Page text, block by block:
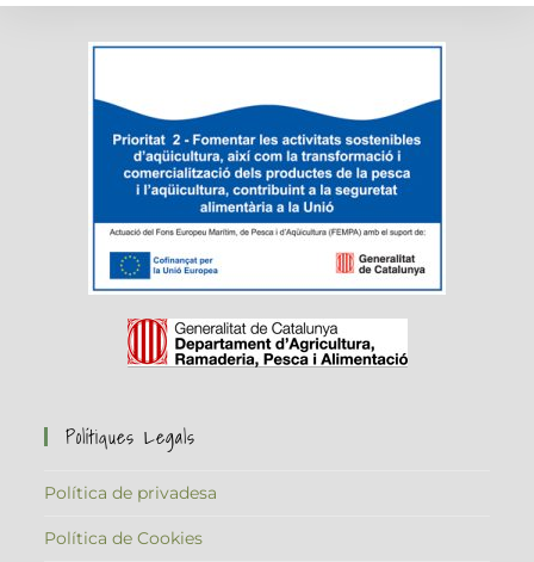
Polítiques Legals
Política de privadesa
Política de Cookies